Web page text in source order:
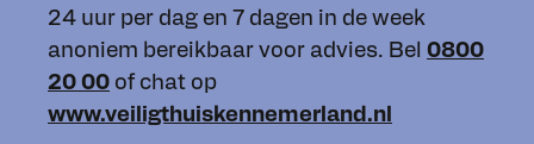
24 uur per dag en 7 dagen in de week
anoniem bereikbaar voor advies. Bel 0800
20 00 of chat op
www.veiligthuiskennemerland.nl